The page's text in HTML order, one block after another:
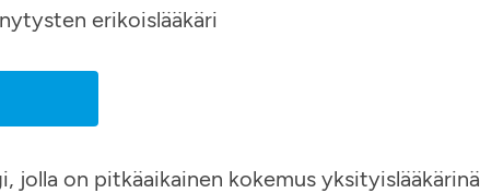
erikoislääkäri
jolla on pitkäaikainen kokemus yksityislääkärinä